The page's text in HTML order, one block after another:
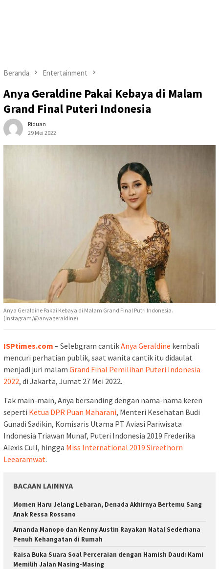
Beranda Entertainment
Anya Geraldine Pakai Kebaya di Malam
Grand Final Puteri Indonesia
Riduan
29 Mei 2022
Anya Geraldine Pakai Kebaya di Malam Grand Final Putri Indonesia.
(Instagram/@anyageraldine)
ISPtimes.com – Selebgram cantikAnya Geraldine kembali
mencuri perhatian publik, saat wanita cantik itu didaulat
menjadi juri malam Grand Final Pemilihan Puteri Indonesia
2022, di Jakarta, Jumat 27 Mei 2022.
Tak main-main, Anya bersanding dengan nama-nama keren
seperti Ketua DPR Puan Maharani, Menteri Kesehatan Budi
Gunadi Sadikin, Komisaris Utama PT Aviasi Pariwisata
Indonesia Triawan Munaf, Puteri Indonesia 2019 Frederika
Alexis Cull, hingga Miss International 2019 Sireethorn
Leearamwat.
BACAAN LAINNYA
Momen Haru Jelang Lebaran, Denada Akhirnya Bertemu Sang
Anak Ressa Rossano
Amanda Manopo dan Kenny Austin Rayakan Natal Sederhana
Penuh Kehangatan di Rumah
Raisa Buka Suara Soal Perceraian dengan Hamish Daud: Kami
Memilih Jalan Masing-Masing